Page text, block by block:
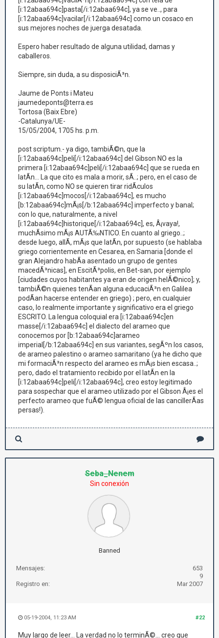
[i:12abaa694c]pasta[/i:12abaa694c], ya se ve.., para
[i:12abaa694c]vacilar[/i:12abaa694c] como un cosaco en
sus mejores noches de juerga desatada.
Espero haber resultado de alguna utilidad, damas y
caballeros.
Siempre, sin duda, a su disposiciÃ³n.
Jaume de Ponts i Mateu
jaumedeponts@terra.es
Tortosa (Baix Ebre)
-Catalunya/UE-
15/05/2004, 1705 hs. p.m.
post scriptum.- ya digo, tambiÃ©n, que la
[i:12abaa694c]peli[/i:12abaa694c] del Gibson NO es la
primera [i:12abaa694c]peli[/i:12abaa694c] que se rueda en
latÃ­n... La que cito es mala a morir, sÃ­..; pero, en el caso de
su latÃ­n, como NO se quieren tirar ridÃ­culos
[i:12abaa694c]mocos[/i:12abaa694c], es mucho
[b:12abaa694c]mÃ¡s[/b:12abaa694c] imperfecto y banal;
con lo que, naturalmente, a nivel
[i:12abaa694c]historique[/i:12abaa694c], es, Â¡vaya!,
muchÃ­simo mÃ¡s AUTÃ‰NTICO. En cuanto al griego..;
desde luego, allÃ­, mÃ¡s que latÃ­n, por supuesto (se hablaba
griego corrientemente en Cesarea, en Samaria [donde el
gran Alejandro habÃ­a asentado un grupo de gentes
macedÃ³nicas], en EscitÃ³polis, en Bet-san, por ejemplo
[ciudades cuyos habitantes ya eran de origen helÃ©nico]; y,
tambiÃ©n quienes tenÃ­an alguna educaciÃ³n en Galilea
podÃ­an hacerse entender en griego) ; pero, en cualquier
caso, lo realmente importante y significativo era el griego
ESCRITO. La lengua coloquial era [i:12abaa694c]en
masse[/i:12abaa694c] el dialecto del arameo que
conocemos por [b:12abaa694c]arameo
imperial[/b:12abaa694c] en sus variantes, segÃºn los casos,
de arameo palestino o arameo samaritano (ya he dicho que
mi formaciÃ³n respecto del arameo es mÃ¡s bien escasa..;
pero, dado el tratamiento recibido por el latÃ­n en la
[i:12abaa694c]peli[/i:12abaa694c], creo estoy legitimado
para sospechar que el arameo utilizado por el Gibson Â¡es el
perfecto arameo que fuÃ© lengua oficial de las cancillerÃ­as
persas!).
Seba_Nenem
Sin conexión
Banned
Mensajes:
653
9
Registro en:
Mar 2007
#22
05-19-2004, 11:23 AM
Muy largo de leer... La verdad no lo terminÃ©... creo que